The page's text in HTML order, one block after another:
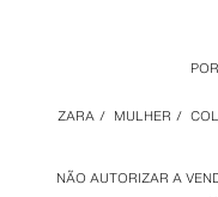
NÃO AUTORIZAR A
ZARA / MULHER /